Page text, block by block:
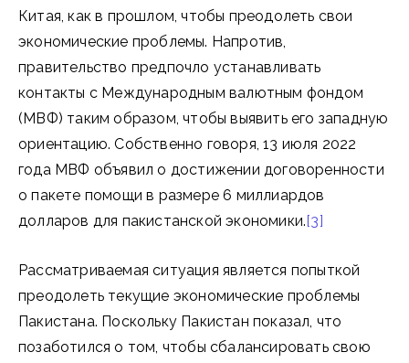
Китая, как в прошлом, чтобы преодолеть свои
экономические проблемы. Напротив,
правительство предпочло устанавливать
контакты с Международным валютным фондом
(МВФ) таким образом, чтобы выявить его западную
ориентацию. Собственно говоря, 13 июля 2022
года МВФ объявил о достижении договоренности
о пакете помощи в размере 6 миллиардов
долларов для пакистанской экономики.[3]
Рассматриваемая ситуация является попыткой
преодолеть текущие экономические проблемы
Пакистана. Поскольку Пакистан показал, что
позаботился о том, чтобы сбалансировать свою